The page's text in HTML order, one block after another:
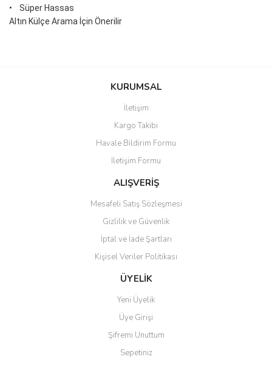
• Süper Hassas
Altın Külçe Arama İçin Önerilir
Bu ürüne ilk yorumu siz yapın!
Ürün resmi kalitesiz, bozuk veya görüntülenemiyor.
Ürün açıklamasında eksik bilgiler bulunuyor.
Ürün bilgilerinde hatalar bulunuyor.
Ürün fiyatı diğer sitelerden daha pahalı.
Gönder
KURUMSAL
İletişim
Kargo Takibi
Havale Bildirim Formu
İletişim Formu
ALIŞVERİŞ
Mesafeli Satış Sözleşmesi
Gizlilik ve Güvenlik
İptal ve İade Şartları
Kişisel Veriler Politikası
ÜYELİK
Yeni Üyelik
Üye Girişi
Şifremi Unuttum
Sepetiniz